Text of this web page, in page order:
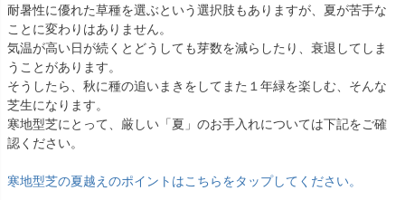
耐暑性に優れた草種を選ぶという選択肢もありますが、夏が苦手な
ことに変わりはありません。
気温が高い日が続くとどうしても芽数を減らしたり、衰退してしま
うことがあります。
そうしたら、秋に種の追いまきをしてまた１年緑を楽しむ、そんな
芝生になります。
寒地型芝にとって、厳しい「夏」のお手入れについては下記をご確
認ください。
寒地型芝の夏越えのポイントはこちらをタップしてください。